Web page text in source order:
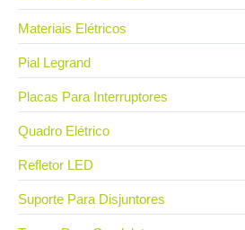
Materiais Elétricos
Pial Legrand
Placas Para Interruptores
Quadro Elétrico
Refletor LED
Suporte Para Disjuntores